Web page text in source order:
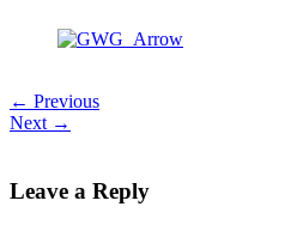
← Previous
Next →
Leave a Reply